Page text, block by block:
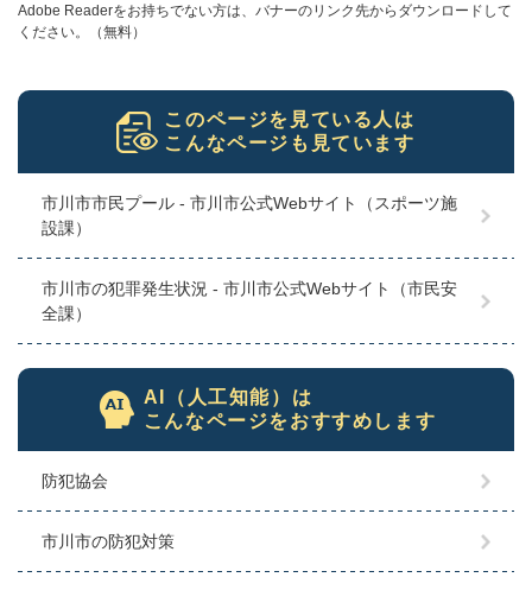
Adobe Readerをお持ちでない方は、バナーのリンク先からダウンロードして
ください。（無料）
このページを見ている人は
こんなページも見ています
市川市市民プール - 市川市公式Webサイト（スポーツ施
設課）
市川市の犯罪発生状況 - 市川市公式Webサイト（市民安
全課）
AI（人工知能）は
こんなページをおすすめします
防犯協会
市川市の防犯対策